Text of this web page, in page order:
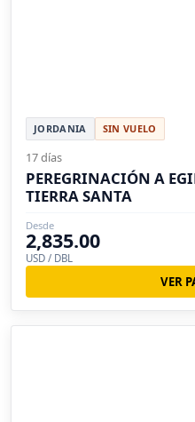
JORDANIA SIN VUELO
17 días
PEREGRINACIÓN A
TIERRA SANTA
Desde
2,835.00
USD / DBL
VER